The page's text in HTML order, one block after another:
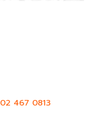
02 467 0813